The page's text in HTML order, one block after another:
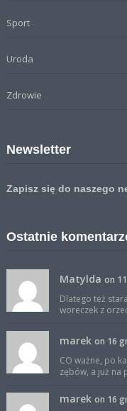
Sport
Uroda
Zdrowie
Newsletter
Zapisz się do naszego
Ostatnie
Matylda on
Dlatego też
woreczek z
marek on 16
CO ważne, po
zębów, a już na
marek on 16